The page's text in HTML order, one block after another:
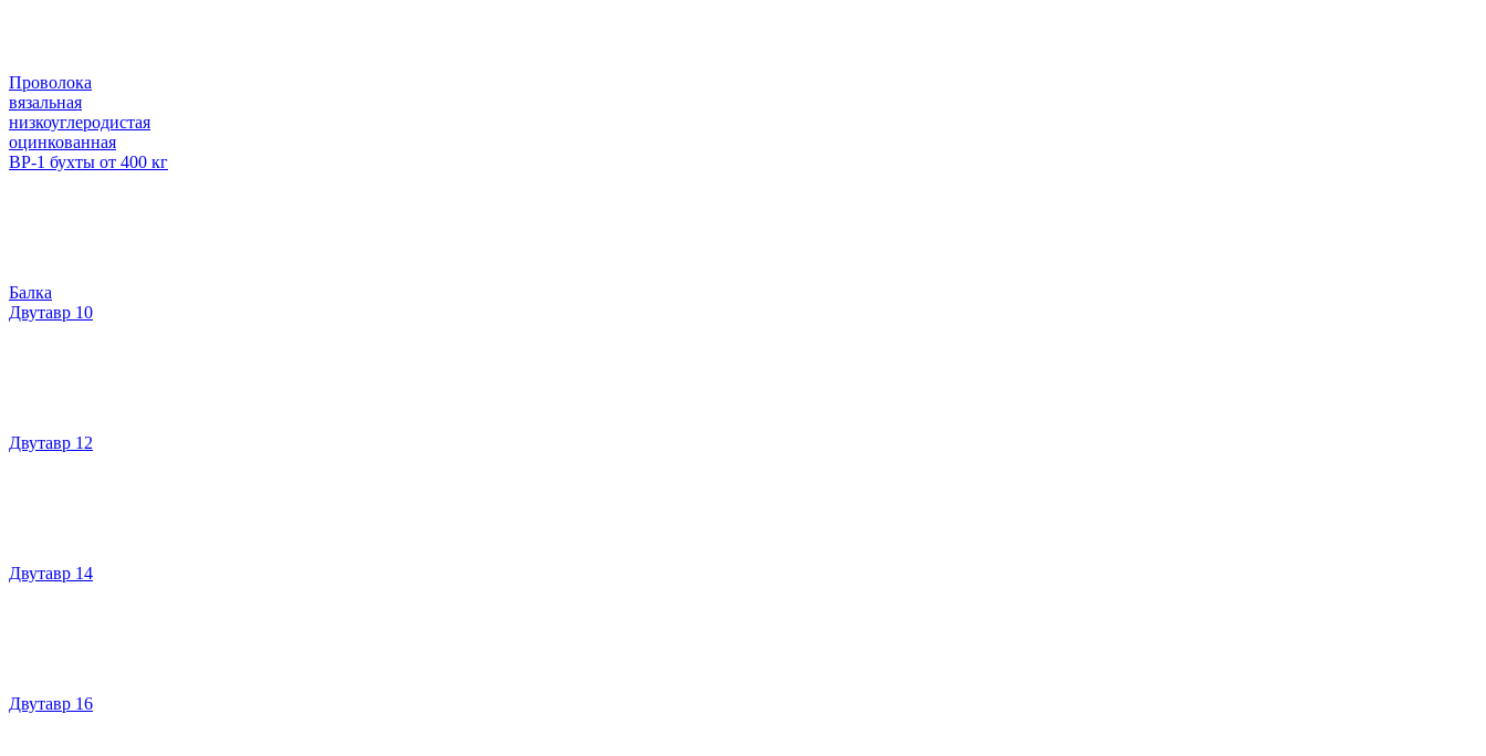
Проволока
вязальная
низкоуглеродистая
оцинкованная
ВР-1 бухты от 400 кг
Балка
Двутавр 10
Двутавр 12
Двутавр 14
Двутавр 16